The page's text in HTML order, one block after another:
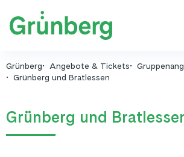
Grünberg Angebote & Tickets
Grünberg und Bratlessen
Grünberg und